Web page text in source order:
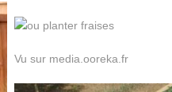
Vu sur media.ooreka.fr